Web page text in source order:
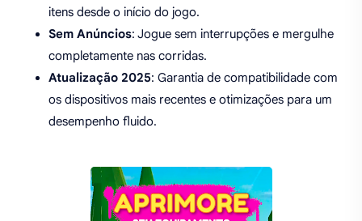
itens desde o início do jogo.
Sem Anúncios: Jogue sem interrupções e mergulhe
completamente nas corridas.
Atualização 2025: Garantia de compatibilidade com
os dispositivos mais recentes e otimizações para um
desempenho fluido.